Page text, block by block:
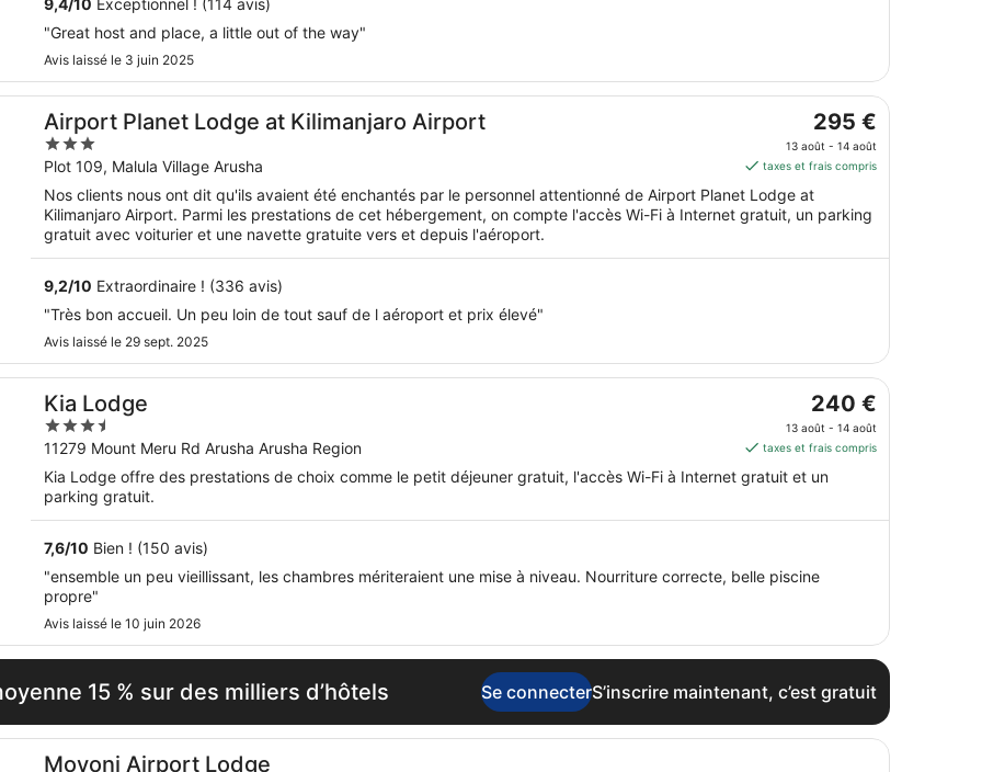
"Great host and place, a little out of the way"
Avis laissé le 3 juin 2025
Airport Planet Lodge at Kilimanjaro Airport
3
out
of
5
Plot 109, Malula Village Arusha
Le
prix
est
par
nuit
295 €
13 août - 14 août
taxes et frais compris
Nos clients nous ont dit qu'ils avaient été enchantés par le personnel attentionné de Airport Planet Lodge at
Kilimanjaro Airport. Parmi les prestations de cet hébergement, on compte l'accès Wi-Fi à Internet gratuit, un parking
gratuit avec voiturier et une navette gratuite vers et depuis l'aéroport.
9,2/10 Extraordinaire ! (336 avis)
"Très bon accueil. Un peu loin de tout sauf de l aéroport et prix élevé"
Avis laissé le 29 sept. 2025
Kia Lodge
3.5
out
of
5
11279 Mount Meru Rd Arusha Arusha Region
Le
prix
est
par
au 14
240 €
13 août - 14 août
taxes et frais compris
Kia Lodge offre des prestations de choix comme le petit déjeuner gratuit, l'accès Wi-Fi à Internet gratuit et un
parking gratuit.
7,6/10 Bien ! (150 avis)
"ensemble un peu vieillissant, les chambres mériteraient une mise à niveau. Nourriture correcte, belle piscine
propre"
Avis laissé le 10 juin 2026
15 % sur des milliers d’hôtels Se connecterS’inscrire maintenant, c’est gratuit
Moyoni Airport Lodge